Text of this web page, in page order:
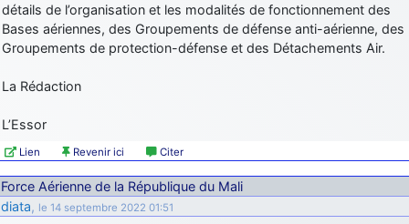
détails de l’organisation et les modalités de fonctionnement des
Bases aériennes, des Groupements de défense anti-aérienne, des
Groupements de protection-défense et des Détachements Air.
La Rédaction
L’Essor
Lien Revenir ici Citer
Force Aérienne de la République du Mali
diata, le 14 septembre 2022 01:51